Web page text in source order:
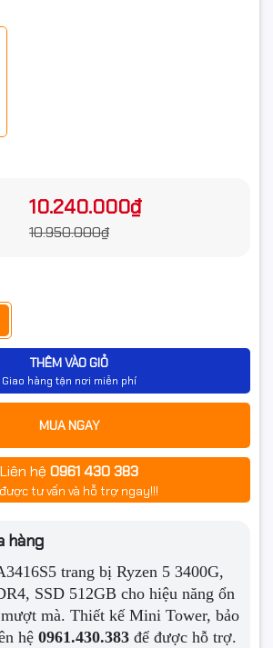
10.240.000₫
10.950.000₫
THÊM VÀO GIỎ
Giao hàng tận nơi miễn phí
MUA NGAY
Liên hệ 0961 430 383
tư vấn và hỗ trợ ngay!!!
hàng
trang bị Ryzen 5 3400G,
SSD 512GB cho hiệu năng ổn
mà. Thiết kế Mini Tower, bảo
hệ 0961.430.383 để được hỗ trợ.
onboard
LAN
2.0, Audio
1 x LAN (RJ45) port(s) 4 x USB 3.2 Gen 1 (blue)
USB 2.0 3 x Audio jack(s)